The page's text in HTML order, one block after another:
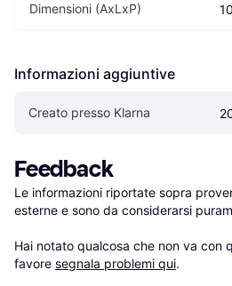
Dimensioni (AxLxP)
Informazioni aggiuntive
Creato presso Klarna
Feedback
Le informazioni riportate sopra
esterne e sono da considerarsi
Hai notato qualcosa che non va con
favore segnala problemi qui.